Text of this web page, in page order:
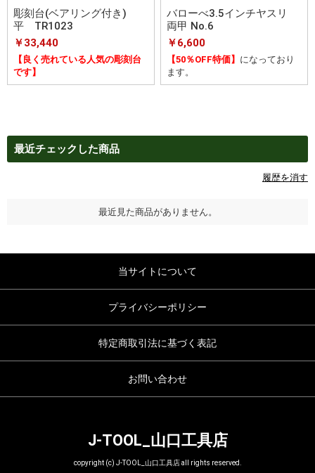
彫刻台(ベアリング付き)
平 TR1023
￥33,440
【良く売れている人気の彫刻台
です】
バローべ3.5インチヤスリ
両甲 No.6
￥6,600
【50％OFF特価】 になっており
ます。
最近チェックした商品
履歴を消す
最近見た商品がありません。
当サイトについて
プライバシーポリシー
特定商取引法に基づく表記
お問い合わせ
J-TOOL_山口工具店
copyright (c) J-TOOL_山口工具店 all rights reserved.